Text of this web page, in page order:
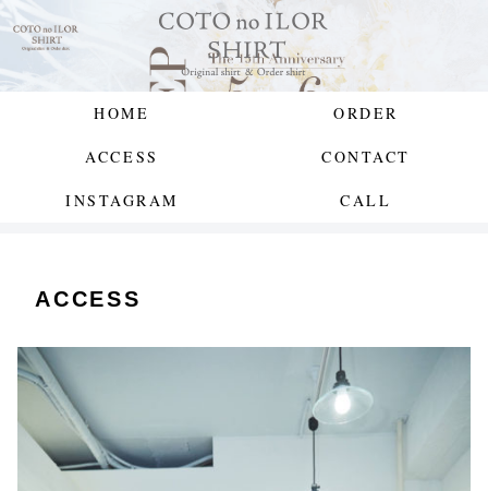
HOME ORDER
ACCESS CONTACT
INSTAGRAM CALL
ACCESS